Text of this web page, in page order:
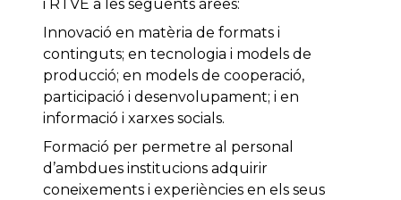
i RTVE a les següents àrees:
Innovació en matèria de formats i
continguts; en tecnologia i models de
producció; en models de cooperació,
participació i desenvolupament; i en
informació i xarxes socials.
Formació per permetre al personal
d’ambdues institucions adquirir
coneixements i experiències en els seus